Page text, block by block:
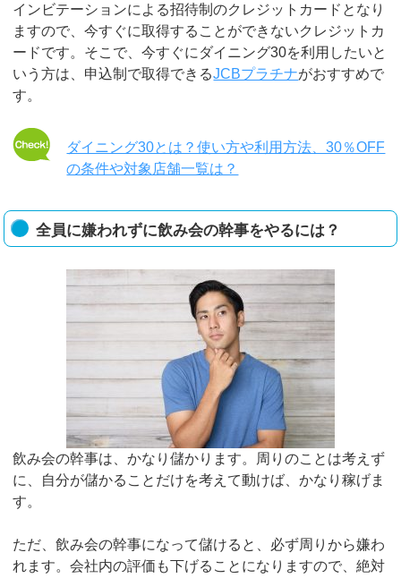
インビテーションによる招待制のクレジットカードとなり
ますので、今すぐに取得することができないクレジットカ
ードです。そこで、今すぐにダイニング30を利用したいと
いう方は、申込制で取得できるJCBプラチナがおすすめで
す。
ダイニング30とは？使い方や利用方法、30％OFF
の条件や対象店舗一覧は？
全員に嫌われずに飲み会の幹事をやるには？
飲み会の幹事は、かなり儲かります。周りのことは考えず
に、自分が儲かることだけを考えて動けば、かなり稼げま
す。
ただ、飲み会の幹事になって儲けると、必ず周りから嫌わ
れます。会社内の評価も下げることになりますので、絶対